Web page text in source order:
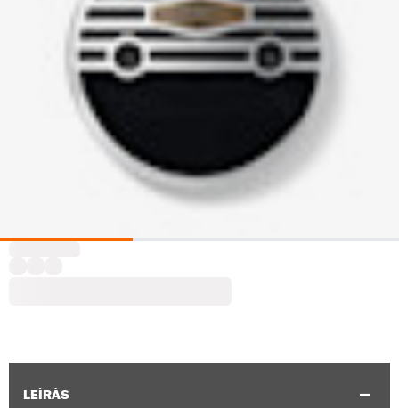
LEÍRÁS